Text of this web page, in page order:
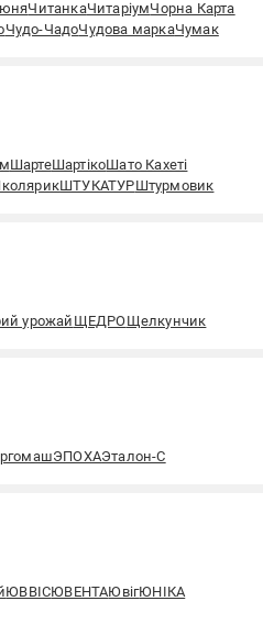
ЧитанкаЧитаріумЧорна Карта
Чудо-ЧадоЧудова маркаЧумак
ШартеШартікоШато Кахеті
ШТУКАТУРШтурмовик
урожай ЩЕДРОЩелкунчик
ЭПОХАЭталон-С
ЮВВІСЮВЕНТАЮвігЮНІКА